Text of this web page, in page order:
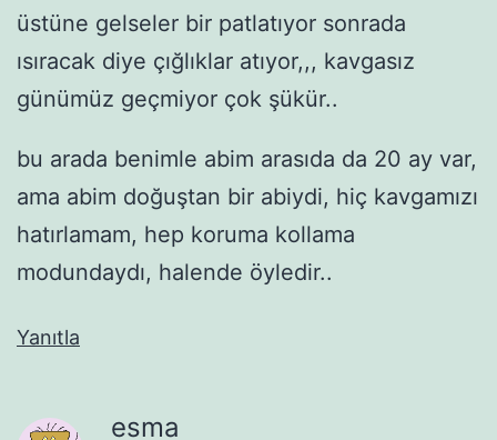
üstüne gelseler bir patlatıyor sonrada
ısıracak diye çığlıklar atıyor,,, kavgasız
günümüz geçmiyor çok şükür..
bu arada benimle abim arasıda da 20 ay var,
ama abim doğuştan bir abiydi, hiç kavgamızı
hatırlamam, hep koruma kollama
modundaydı, halende öyledir..
Yanıtla
esma